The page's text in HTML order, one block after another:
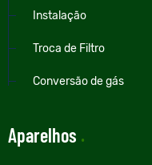
Instalação
Troca de Filtro
Conversão de gás
Aparelhos .